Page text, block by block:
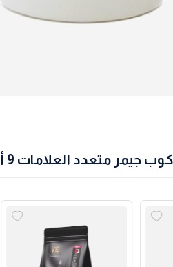
متعدد العلامات 9 أونص